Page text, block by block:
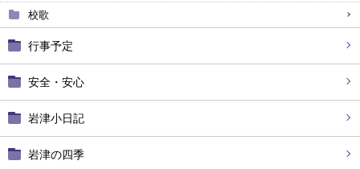
校歌
行事予定
安全・安心
岩津小日記
岩津の四季